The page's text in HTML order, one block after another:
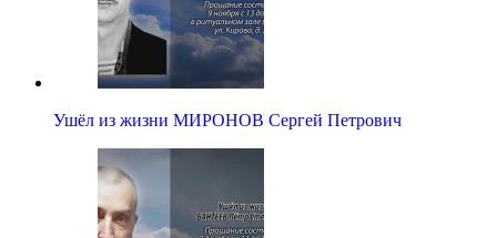
Ушёл из жизни МИРОНОВ Сергей Петрович